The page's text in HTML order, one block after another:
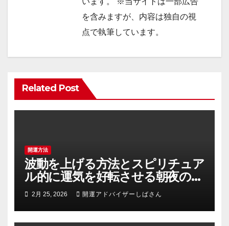
を含みますが、内容は独自の視
点で執筆しています。
Related Post
開運方法
波動を上げる方法とスピリチュア
ル的に運気を好転させる朝夜の具
体的習慣
2月 25, 2026 開運アドバイザーしばさん